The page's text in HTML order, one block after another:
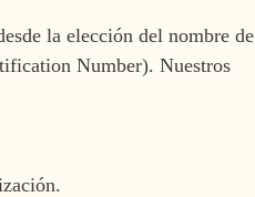
la elección del nombre de
Number). Nuestros